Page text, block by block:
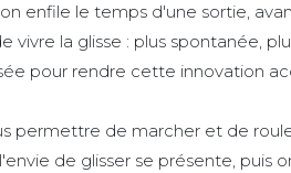
enfile le temps d'une sortie,
la glisse : plus spontanée,
pour rendre cette innovation
permettre de marcher et de
de glisser se présente, puis